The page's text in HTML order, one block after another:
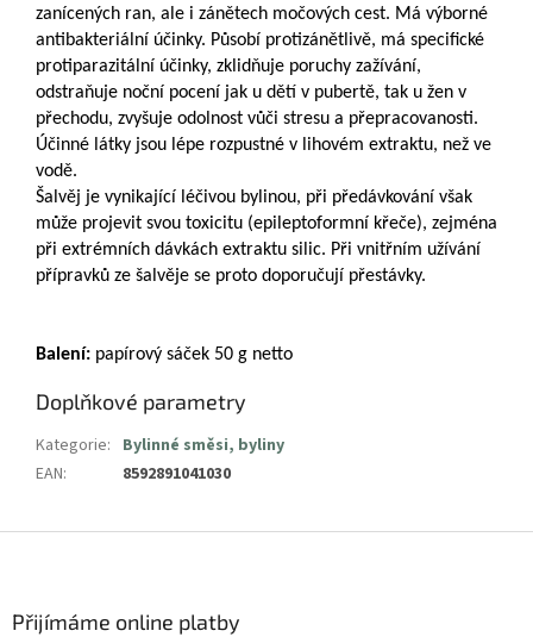
zanícených ran, ale i zánětech močových cest. Má výborné
antibakteriální účinky. Působí protizánětlivě, má specifické
protiparazitální účinky, zklidňuje poruchy zažívání,
odstraňuje noční pocení jak u dětí v pubertě, tak u žen v
přechodu, zvyšuje odolnost vůči stresu a přepracovanosti.
Účinné látky jsou lépe rozpustné v lihovém extraktu, než ve
vodě.
Šalvěj je vynikající léčivou bylinou, při předávkování však
může projevit svou toxicitu (epileptoformní křeče), zejména
při extrémních dávkách extraktu silic. Při vnitřním užívání
přípravků ze šalvěje se proto doporučují přestávky.
Balení: papírový sáček 50 g netto
Doplňkové parametry
Kategorie: Bylinné směsi, byliny
EAN: 8592891041030
Přijímáme online platby